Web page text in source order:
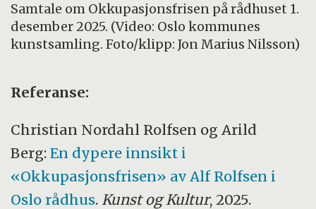
Samtale om Okkupasjonsfrisen på rådhuset 1.
desember 2025. (Video: Oslo kommunes
kunstsamling. Foto/klipp: Jon Marius Nilsson)
Referanse:
Christian Nordahl Rolfsen og Arild
Berg:En dypere innsikt i
«Okkupasjonsfrisen» av Alf Rolfsen i
Oslo rådhus. Kunst og Kultur, 2025.